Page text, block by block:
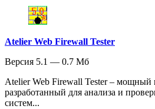
Atelier Web Firewall Tester
Версия 5.1 — 0.7 Мб
Atelier Web Firewall Tester – мощный
разработанный для анализа и
систем...